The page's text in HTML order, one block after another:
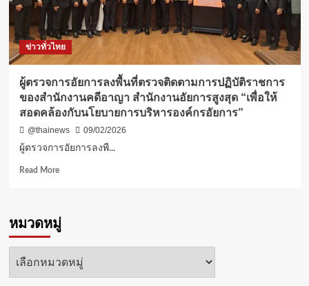
ข่าวทั่วไทย
ผู้ตรวจการอัยการลงพื้นที่ตรวจติดตามการปฏิบัติราชการ
ของสำนักงานคดีอาญา สำนักงานอัยการสูงสุด “เพื่อให้
สอดคล้องกับนโยบายการบริหารองค์กรอัยการ”
@thainews
09/02/2026
ผู้ตรวจการอัยการลงพื...
Read MoreRead
ตรวจ
การ
อัยการ
ลงพื้น
หมวดหมู่
หมวด